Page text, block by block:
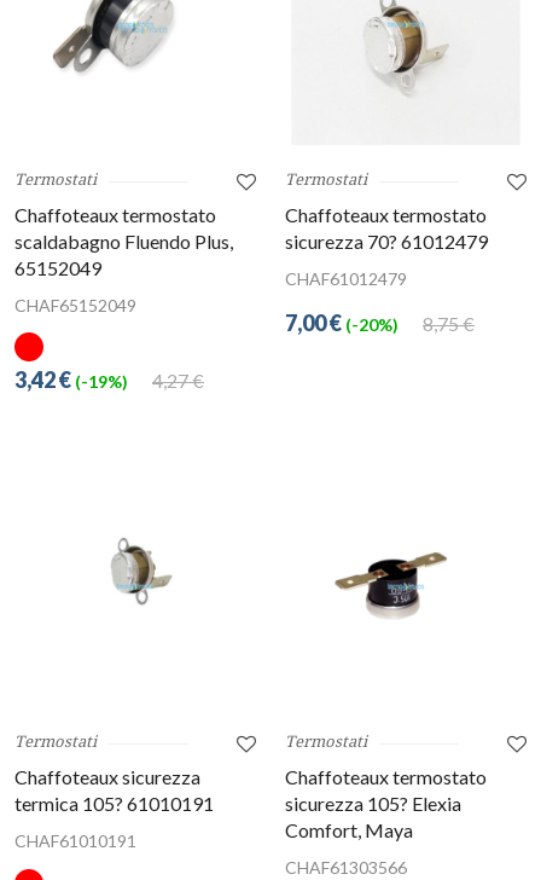
Termostati
Chaffoteaux termostato
scaldabagno Fluendo Plus,
65152049
CHAF65152049
4,27 €
3,42 € (-19%)
Termostati
Chaffoteaux termostato
sicurezza 70? 61012479
CHAF61012479
8,75 €
7,00 € (-20%)
Termostati
Chaffoteaux sicurezza
termica 105? 61010191
CHAF61010191
Termostati
Chaffoteaux termostato
sicurezza 105? Elexia
Comfort, Maya
CHAF61303566